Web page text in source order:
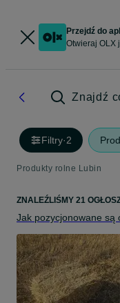
Przejdź do
Otwieraj OLX
Znajdź
Filtry·2
Produkty rolne Lubin
ZNALEŹLIŚMY 21
Jak pozycjonowane są